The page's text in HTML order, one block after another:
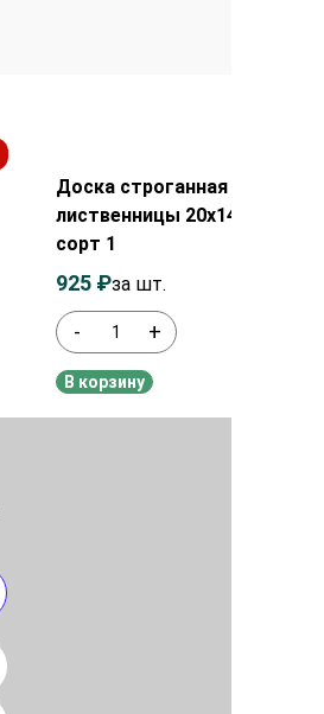
Доска строганная из
лиственницы 20х140х6000 мм
сорт 1
- +
925 ₽за шт.
В корзину